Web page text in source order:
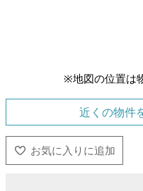
※地図の位置は
近くの物件